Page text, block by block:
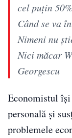
cel puțin
Când se va
Nimeni nu
Nici măcar
Georgescu
Economistul
personală și
problemele